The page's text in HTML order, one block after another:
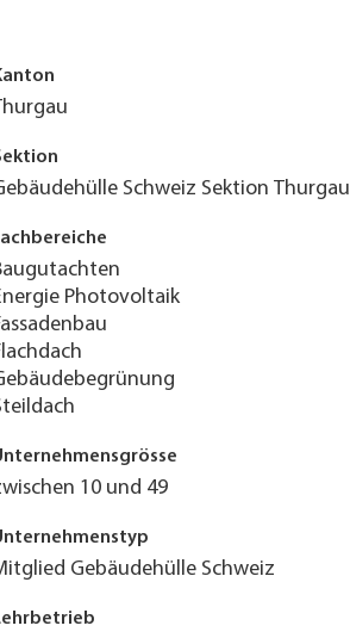
Schweiz Sektion Thurgau
Photovoltaik
10 und 49
Gebäudehülle Schweiz